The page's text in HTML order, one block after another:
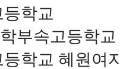
학교
부속고등학
학교 혜원여